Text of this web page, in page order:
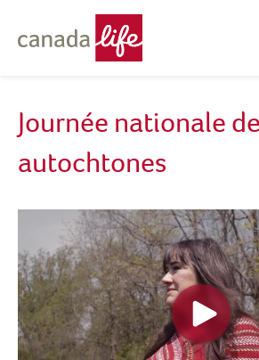
Journée nationale
autochtones